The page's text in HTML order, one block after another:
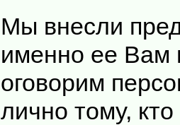
Мы внесли
именно ее Вам
оговорим
лично тому,